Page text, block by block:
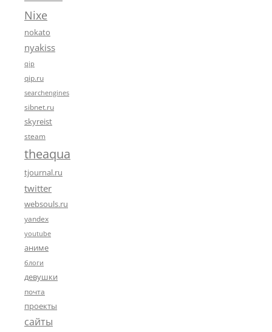
Nixe
nokato
nyakiss
qip
qip.ru
searchengines
sibnet.ru
skyreist
steam
theaqua
tjournal.ru
twitter
websouls.ru
yandex
youtube
аниме
блоги
девушки
почта
проекты
сайты